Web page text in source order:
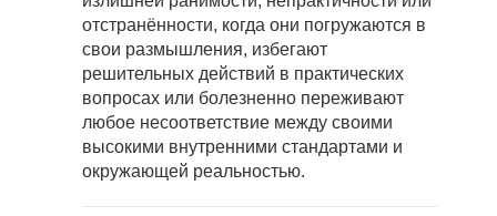
отстранённости, когда они погружаются в
свои размышления, избегают
решительных действий в практических
вопросах или болезненно переживают
любое несоответствие между своими
высокими внутренними стандартами и
окружающей реальностью.